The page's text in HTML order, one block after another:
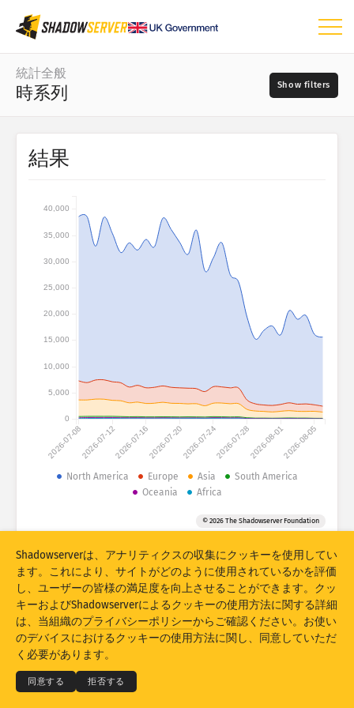
ダッシュボード
統計全般
世界マップ
地域マップ
ツリーマップ
時系列
視覚化
統計全般
時系列
日付の範囲
重大度
データセット
Stacking 積上げ 重ね合わせ
結果を自動更新
更新 リセット
PNGとしてダウンロード
結果
2026-07-082026-07-122026-07-162026-07-202026-07-242026-07-282026-08-012026-08-05
0
5,000
10,000
15,000
20,000
25,000
30,000
35,000
40,000
North America Europe Asia
South America
Oceania
Africa
© 2026 The Shadowserver Foundation
© 2026THE SHADOWSERVER FOUNDATION
プライバシー＆利用規定
お問い合わせ 謝辞
Shadowserverは、アナリティクスの収集にクッキーを使用してい
ます。これにより、サイトがどのように使用されているかを評価
し、ユーザーの皆様の満足度を向上させることができます。クッ
キーおよびShadowserverによるクッキーの使用方法に関する詳細
は、当組織のプライバシーポリシーからご確認ください。お使い
のデバイスにおけるクッキーの使用方法に関し、同意していただ
く必要があります。
同意する 拒否する